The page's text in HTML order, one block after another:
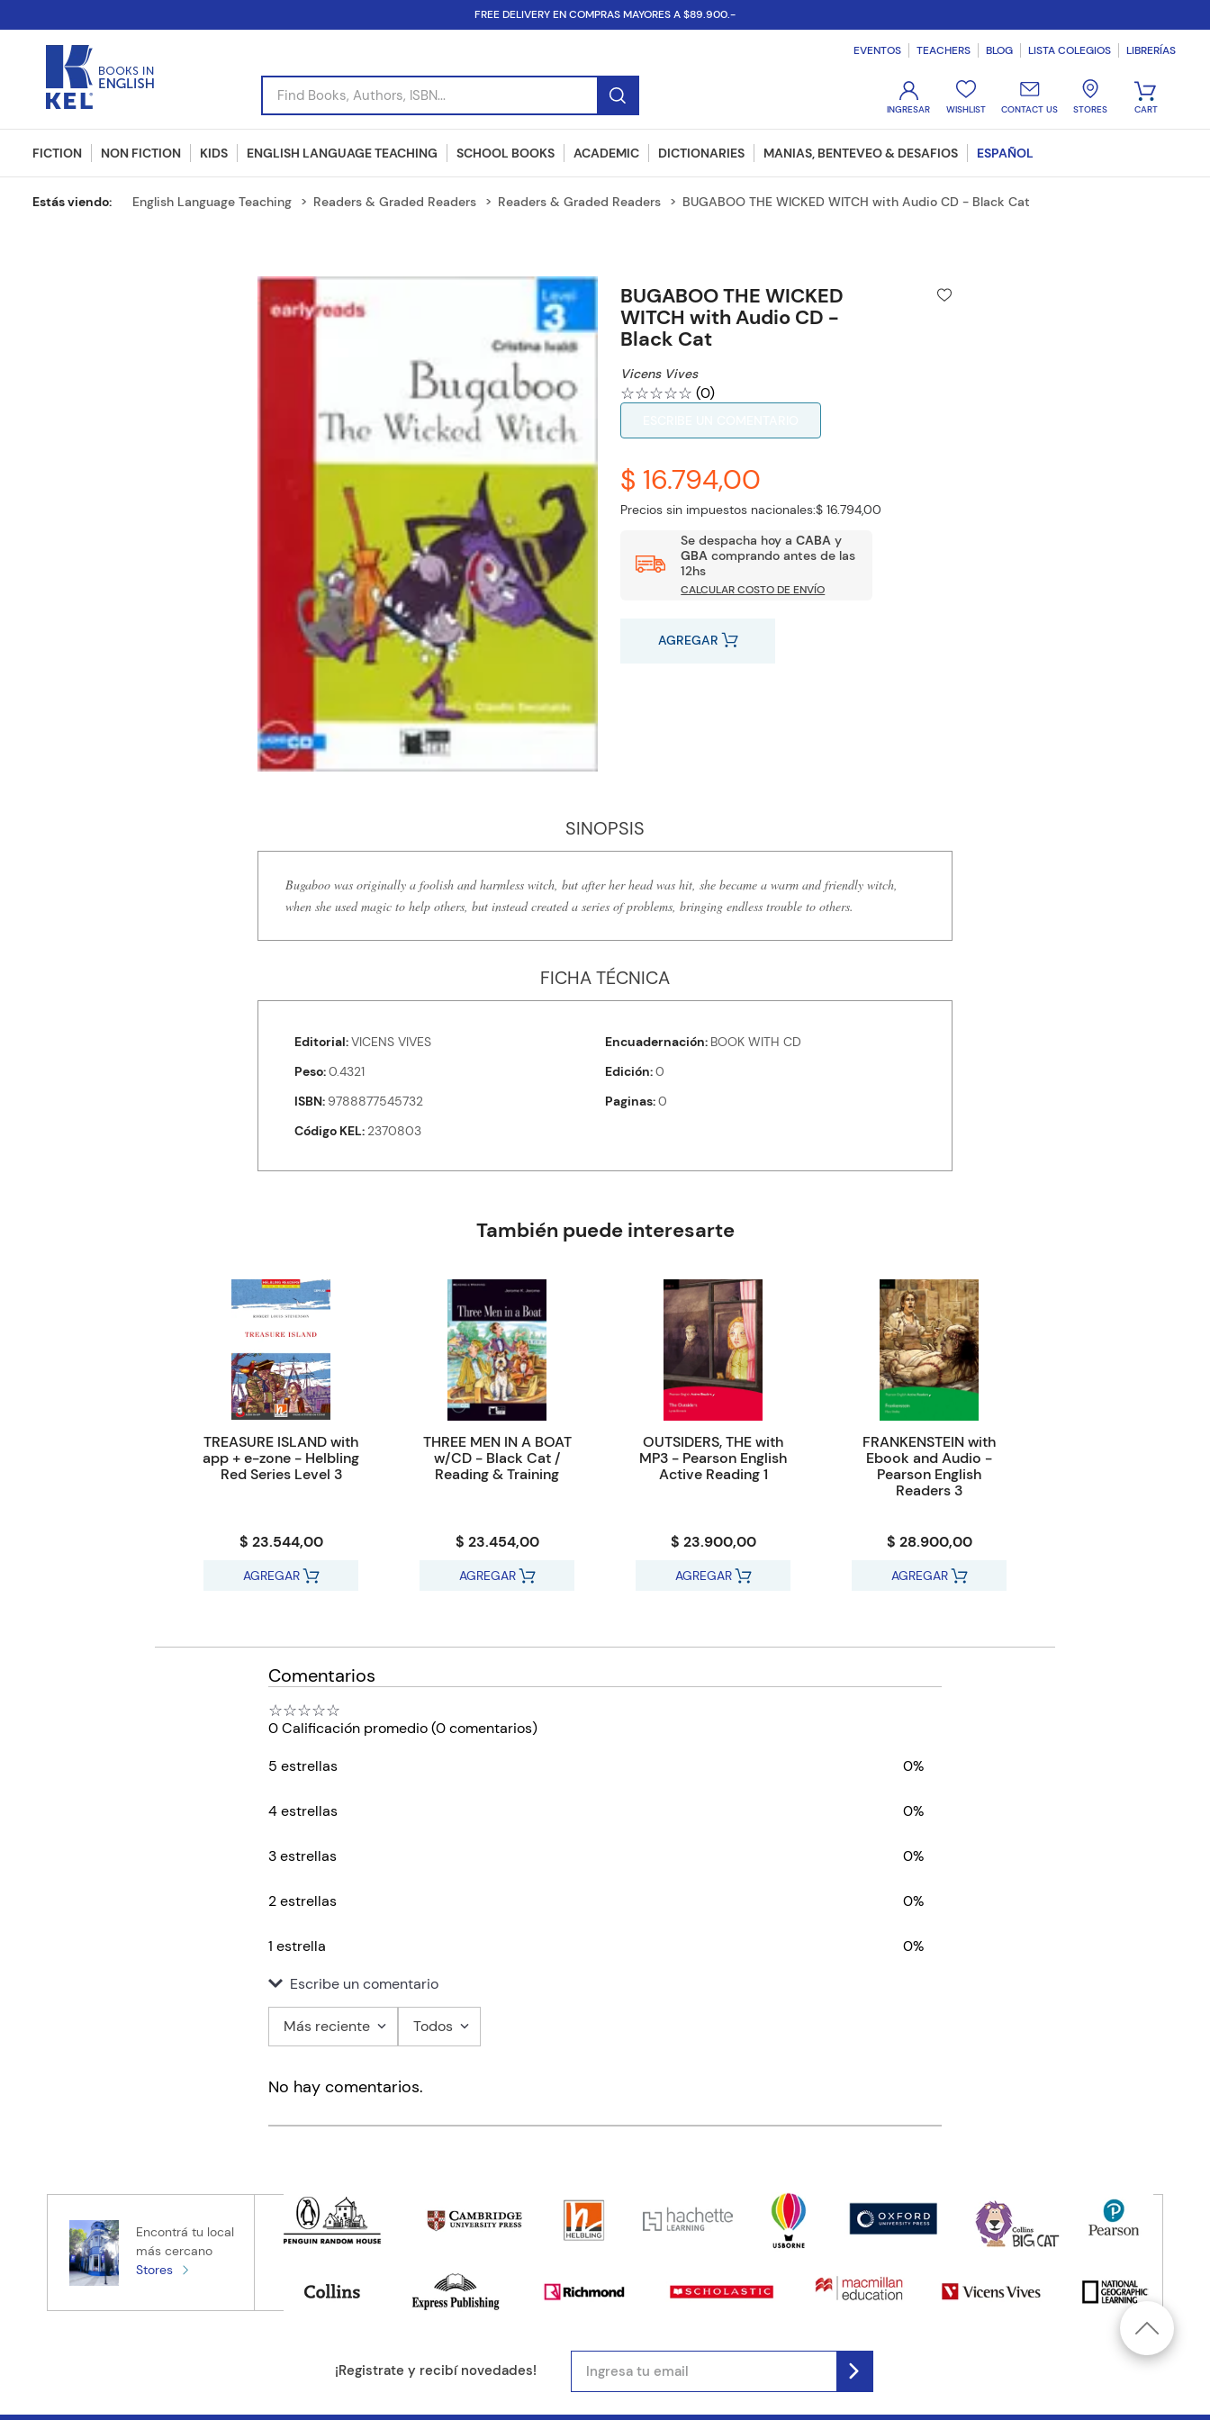
FREE DELIVERY EN COMPRAS MAYORES A $89.900.-
Find Books, Authors, ISBN...
EVENTOS TEACHERS BLOG LISTA COLEGIOS LIBRERÍAS
WISHLIST CONTACT US STORES
FICTION NON FICTION KIDS ENGLISH LANGUAGE TEACHING SCHOOL BOOKS ACADEMIC DICTIONARIES MANIAS, BENTEVEO & DESAFIOS ESPAÑOL
English Language Teaching Readers & Graded Readers Readers & Graded Readers BUGABOO THE WICKED WITCH with Audio CD - Black Cat
BUGABOO THE WICKED
WITCH with Audio CD -
Black Cat
Vicens Vives
☆☆☆☆☆ (0)
$ 16.794,00
Precios sin impuestos nacionales:$ 16.794,00
Se despacha hoy aCABA y
GBA comprando antes de las
12hs
CALCULAR COSTO DE ENVÍO
AGREGAR
SINOPSIS
Bugaboo was originally a foolish and harmless witch, but after her head was hit, she became a warm and friendly witch,
when she used magic to help others, but instead created a series of problems, bringing endless trouble to others.
FICHA TÉCNICA
Editorial VICENS VIVES Encuadernación BOOK WITH CD
Peso 0.4321 Edición 0
ISBN 9788877545732 Paginas 0
Código KEL 2370803
También puede interesarte
TREASURE ISLAND with
app + e-zone - Helbling
Red Series Level 3
$ 23.544,00
AGREGAR
THREE MEN IN A BOAT
w/CD - Black Cat /
Reading & Training
$ 23.454,00
AGREGAR
OUTSIDERS, THE with
MP3 - Pearson English
Active Reading 1
$ 23.900,00
AGREGAR
FRANKENSTEIN with
Ebook and Audio -
Pearson English
Readers 3
$ 28.900,00
AGREGAR
Comentarios
☆☆☆☆☆
0 Calificación promedio(0 comentarios)
5 estrellas
0%
4 estrellas 0%
3 estrellas 0%
2 estrellas 0%
1 estrella
0%
Escribe un comentario
Título
Tu nombre
Tu ubicación
Más reciente Todos
No hay comentarios.
Encontrá tu local
más cercano
Stores
¡Registrate y recibí novedades!